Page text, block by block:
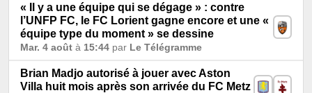
« Il y a une équipe qui se dégage » : contre
l’UNFP FC, le FC Lorient gagne encore et une «
équipe type du moment » se dessine
Mar. 4 août à 15:44 par Le Télégramme
Brian Madjo autorisé à jouer avec Aston
Villa huit mois après son arrivée du FC Metz